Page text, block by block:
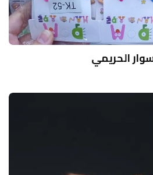
الحريمي